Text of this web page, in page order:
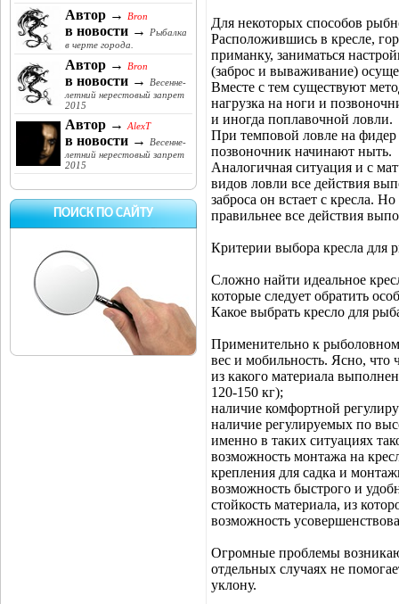
Автор → Bron
в новости →
Рыбалка
в черте города.
Автор → Bron
в новости →
Весенне-
летний нерестовый запрет
2015
Автор → AlexT
в новости →
Весенне-
летний нерестовый запрет
2015
ПОИСК ПО САЙТУ
Для некоторых способов
Расположившись в кресле,
приманку, заниматься
(заброс и вываживание)
Вместе с тем существуют
нагрузка на ноги и
и иногда поплавочной ловли.
При темповой ловле на фидер
позвоночник начинают ныть.
Аналогичная ситуация и с
видов ловли все действия
заброса он встает с кресла.
правильнее все действия
Критерии выбора кресла для
Сложно найти идеальное
которые следует обратить
Какое выбрать кресло для
Применительно к
вес и мобильность. Ясно,
из какого материала
120-150 кг);
наличие комфортной
наличие регулируемых по
именно в таких ситуациях
возможность монтажа на
крепления для садка и
возможность быстрого и
стойкость материала, из
возможность
Огромные проблемы
отдельных случаях не
уклону.